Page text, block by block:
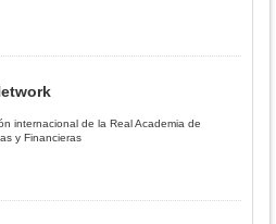
internacional de la Real Academia de
y Financieras